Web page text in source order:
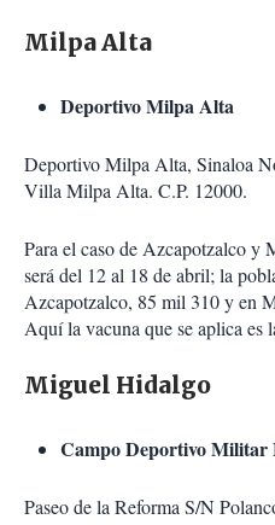
Milpa Alta
Deportivo Milpa Alta
Deportivo Milpa Alta, Sinaloa
Villa Milpa Alta. C.P. 12000.
Para el caso de Azcapotzalco
será del 12 al 18 de abril; la
Azcapotzalco, 85 mil 310 y en
Aquí la vacuna que se aplica es
Miguel Hidalgo
Campo Deportivo Militar
Paseo de la Reforma S/N